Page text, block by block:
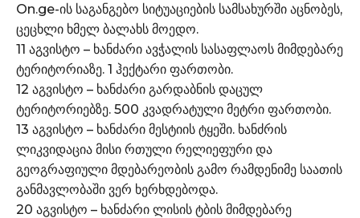
On.ge-ის საგანგებო სიტუაციების სამსახურში აცნობეს,
ცეცხლი ხმელ ბალახს მოედო.
11 აგვისტო – ხანძარი ავჭალის სასაფლაოს მიმდებარე
ტერიტორიაზე. 1 ჰექტარი ფართობი.
12 აგვისტო – ხანძარი გარდაბნის დაცულ
ტერიტორიებზე. 500 კვადრატული მეტრი ფართობი.
13 აგვისტო – ხანძარი მესტიის ტყეში. ხანძრის
ლიკვიდაცია მისი რთული რელიეფური და
გეოგრაფიული მდებარეობის გამო რამდენიმე საათის
განმავლობაში ვერ ხერხდებოდა.
20 აგვისტო – ხანძარი ლისის ტბის მიმდებარე